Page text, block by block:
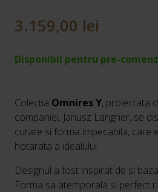
3.159,00 lei
Disponibil pentru pre-
Colectia Omnires Y, proiectata
companiei, Janusz Langner, se
curate si forma impecabila, care
hotarata a idealului.
Designul a fost inspirat de si
Forma sa atemporala si perfect